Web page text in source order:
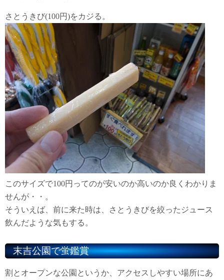
さとうきび(100円)をカジる。
このサイズで100円ってのが安いのか高いのか良くわかりま
せんが・・。
そういえば、前に来た時は、さとうきびを絞ったジュース
飲んだような気もする。
末吉公園で蛍鑑賞
割とオープンな公園というか、アクセスしやすい場所にあ